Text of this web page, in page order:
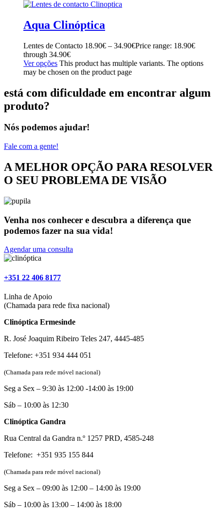
Aqua Clinóptica
Lentes de Contacto 18.90€ – 34.90€Price range: 18.90€
through 34.90€
Ver opções This product has multiple variants. The options
may be chosen on the product page
está com dificuldade em encontrar algum
produto?
Nós podemos ajudar!
Fale com a gente!
A MELHOR OPÇÃO PARA RESOLVER
O SEU PROBLEMA DE VISÃO
Venha nos conhecer e descubra a diferença que
podemos fazer na sua vida!
Agendar uma consulta
‎+351 22 406 8177
Linha de Apoio
(Chamada para rede fixa nacional)
Clinóptica Ermesinde
R. José Joaquim Ribeiro Teles 247, 4445-485
Telefone: +351 934 444 051
(Chamada para rede móvel nacional)
Seg a Sex – 9:30 às 12:00 -14:00 às 19:00
Sáb – 10:00 às 12:30
Clinóptica Gandra
Rua Central da Gandra n.º 1257 PRD, 4585-248
Telefone: +351 935 155 844
(Chamada para rede móvel nacional)
Seg a Sex – 09:00 às 12:00 – 14:00 às 19:00
Sáb – 10:00 às 13:00 – 14:00 às 18:00